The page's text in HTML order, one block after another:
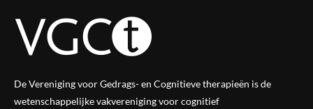
De Vereniging voor Gedrags- en Cognitieve therapieën is de
wetenschappelijke vakverenigingvoor cognitief